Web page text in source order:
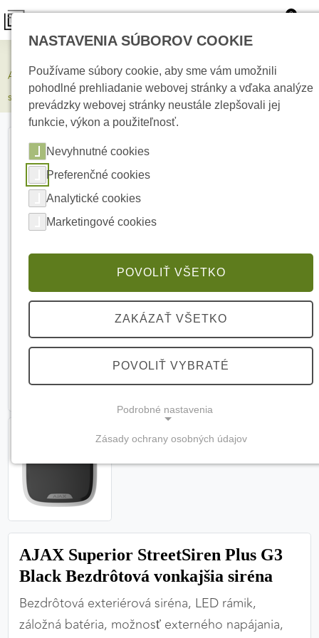
0
AJAX Superior StreetSiren Plus G3 Black Bezdrôtová vonkajšia
siréna
AJAX Superior StreetSiren Plus G3
Black Bezdrôtová vonkajšia siréna
Bezdrôtová exteriérová siréna, LED rámik,
záložná batéria, možnosť externého napájania,
NASTAVENIA SÚBOROV COOKIE
Používame súbory cookie, aby sme vám umožnili
pohodlné prehliadanie webovej stránky a vďaka analýze
prevádzky webovej stránky neustále zlepšovali jej
funkcie, výkon a použiteľnosť.
Nevyhnutné cookies
Preferenčné cookies
Analytické cookies
Marketingové cookies
POVOLIŤ VŠETKO
ZAKÁZAŤ VŠETKO
POVOLIŤ VYBRATÉ
Podrobné nastavenia
Tieto cookies sú potrebné na správne fungovanie
webovej stránky a bez nich by nebolo možné
zabezpečiť jej plnú funkčnosť.
Nevyhnutné cookies
PREFERENČNÉ COOKIES
Zásady ochrany osobných údajov